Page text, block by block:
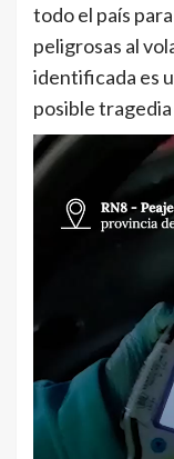
todo el país
peligrosas al
identificada es
posible